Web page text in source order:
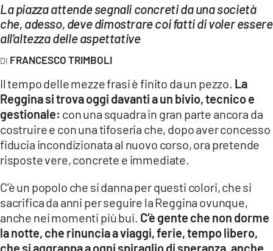
LAC NETWORK
LAC ONAIR
Network
LACPLAY.IT
LACTV.IT
LACONAIR.IT
LACITYMAG.IT
ILREGGINO.IT
COSENZACHANNEL.IT
La piazza attende segnali concreti da una società
che, adesso, deve dimostrare coi fatti di voler essere
all’altezza delle aspettative
FRANCESCO TRIMBOLI
Il tempo delle mezze frasi è finito da un pezzo. La
Reggina si trova oggi davanti a un bivio, tecnico e
gestionale: con una squadra in gran parte ancora da
costruire e con una tifoseria che, dopo aver concesso
fiducia incondizionata al nuovo corso, ora pretende
risposte vere, concrete e immediate.
C’è un popolo che si danna per questi colori, che si
sacrifica da anni per seguire la Reggina ovunque,
anche nei momenti più bui. C’è gente che non dorme
la notte, che rinuncia a viaggi, ferie, tempo libero,
che si aggrappa a ogni spiraglio di speranza, anche